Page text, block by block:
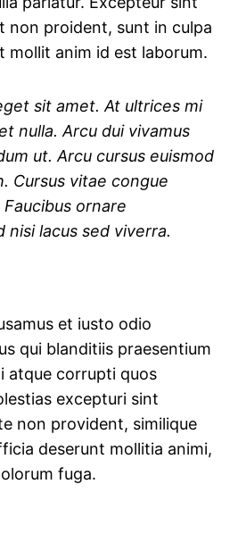
non proident, sunt in culpa
mollit anim id est laborum.
sit amet. At ultrices mi
nulla. Arcu dui vivamus
ut. Arcu cursus euismod
Cursus vitae congue
ornare
nisi lacus sed viverra.
et iusto odio
qui blanditiis praesentium
atque corrupti quos
excepturi sint
non provident, similique
deserunt mollitia animi,
fuga.